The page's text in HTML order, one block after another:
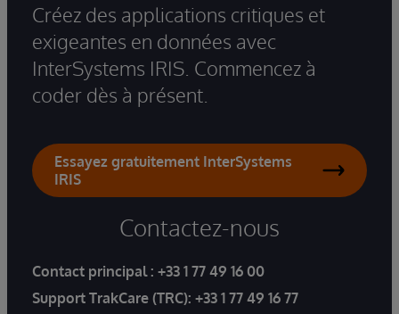
Créez des applications critiques et
exigeantes en données avec
InterSystems IRIS. Commencez à
coder dès à présent.
Essayez gratuitement InterSystems
IRIS
Contactez-nous
Contact principal : +33 1 77 49 16 00
Support TrakCare (TRC): +33 1 77 49 16 77